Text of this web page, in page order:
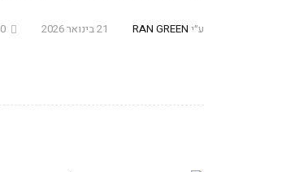
ע״י RAN GREEN 21 בינואר 2026